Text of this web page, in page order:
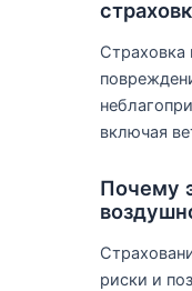
Страховка
включая
Почему
риски и